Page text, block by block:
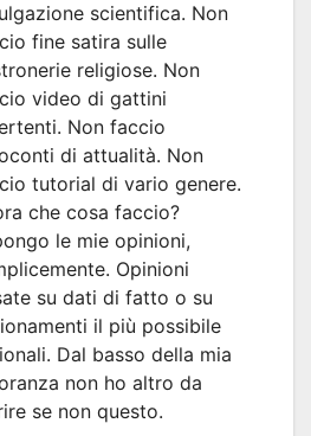
scientifica. Non
fine satira sulle
religiose. Non
video di gattini
Non faccio
di attualità. Non
tutorial di vario genere.
che cosa faccio?
le mie opinioni,
Opinioni
su dati di fatto o su
il più possibile
Dal basso della mia
non ho altro da
se non questo.